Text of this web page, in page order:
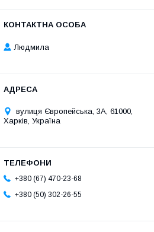
Людмила
вулиця Європейська, 3А, 61000,
Харків, Україна
+380 (67) 470-23-68
+380 (50) 302-26-55